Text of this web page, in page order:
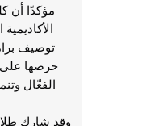
مؤكدًا أن
توصيف
حرصها على
الفعّال
وقد شارك